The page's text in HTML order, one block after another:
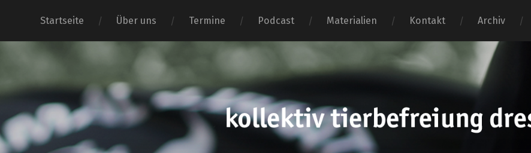
Startseite Über uns Termine Podcast Materialien Kontakt Archiv